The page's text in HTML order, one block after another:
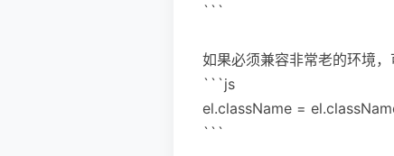
```
如果必须兼容非常老的环境
```js
el.className =
```